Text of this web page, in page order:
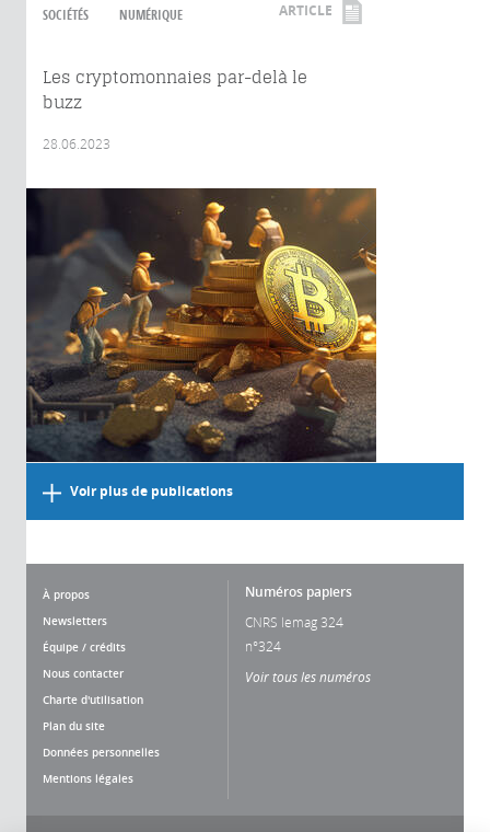
SOCIÉTÉS NUMÉRIQUE ARTICLE
Les cryptomonnaies par-delà le
buzz
28.06.2023
Voir plus de publications
À propos
Newsletters
Équipe / crédits
Nous contacter
Charte d'utilisation
Plan du site
Données personnelles
Mentions légales
Numéros papiers
CNRS lemag 324
n°324
Voir tous les numéros